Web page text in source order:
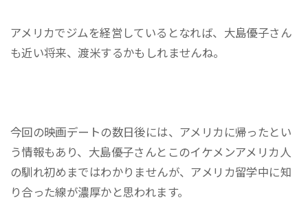
アメリカでジムを経営しているとなれば、大島優子さん
も近い将来、渡米するかもしれませんね。
今回の映画デートの数日後には、アメリカに帰ったとい
う情報もあり、大島優子さんとこのイケメンアメリカ人
の馴れ初めまではわかりませんが、アメリカ留学中に知
り合った線が濃厚かと思われます。